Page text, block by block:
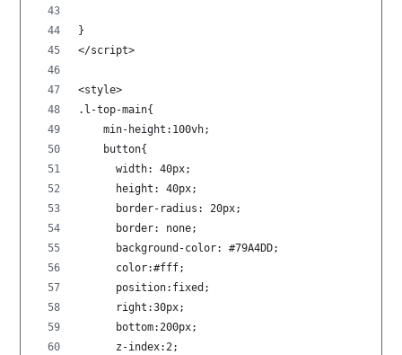
}
</script>
<style>
.l-top-main{
    min-height:100vh;
    button{
      width: 40px;
      height: 40px;
      border-radius: 20px;
      border: none;
      background-color: #79A4DD;
      color:#fff;
      position:fixed;
      right:30px;
      bottom:200px;
      z-index:2;